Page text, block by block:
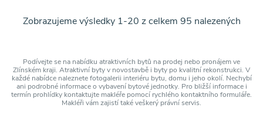
Zobrazujeme výsledky 1-20 z celkem 95 nalezených
Podívejte se na nabídku atraktivních bytů na prodej nebo pronájem ve
Zlínském kraji. Atraktivní byty v novostavbě i byty po kvalitní rekonstrukci. V
každé nabídce naleznete fotogalerii interiéru bytu, domu i jeho okolí. Nechybí
ani podrobné informace o vybavení bytové jednotky. Pro bližší informace i
termín prohlídky kontaktujte makléře pomocí rychlého kontaktního formuláře.
Makléři vám zajistí také veškerý právní servis.